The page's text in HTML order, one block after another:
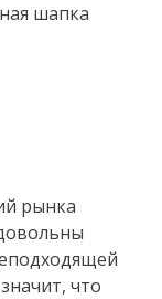
шапка
рынка
что